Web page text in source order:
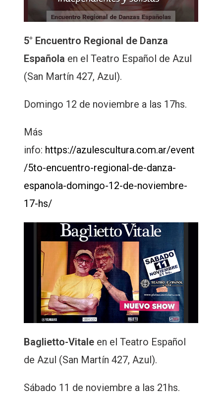
5° Encuentro Regional de Danza
Española en el Teatro Español de Azul
(San Martín 427, Azul).
Domingo 12 de noviembre a las 17hs.
Más
info: https://azulescultura.com.ar/event
/5to-encuentro-regional-de-danza-
espanola-domingo-12-de-noviembre-
17-hs/
Baglietto-Vitale en el Teatro Español
de Azul (San Martín 427, Azul).
Sábado 11 de noviembre a las 21hs.